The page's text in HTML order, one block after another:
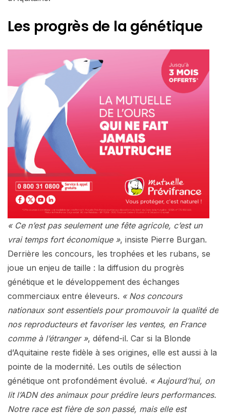
Les progrès de la génétique
« Ce n’est pas seulement une fête agricole, c’est un
vrai temps fort économique », insiste Pierre Burgan.
Derrière les concours, les trophées et les rubans, se
joue un enjeu de taille : la diffusion du progrès
génétique et le développement des échanges
commerciaux entre éleveurs. « Nos concours
nationaux sont essentiels pour promouvoir la qualité de
nos reproducteurs et favoriser les ventes, en France
comme à l’étranger », défend-il. Car si la Blonde
d’Aquitaine reste fidèle à ses origines, elle est aussi à la
pointe de la modernité. Les outils de sélection
génétique ont profondément évolué. « Aujourd’hui, on
lit l’ADN des animaux pour prédire leurs performances.
Notre race est fière de son passé, mais elle est